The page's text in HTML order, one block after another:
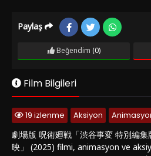
Paylaş
Beğendim (0)
Film Bilgileri
19 izlenme Aksiyon
劇場版 呪術廻戦「渋谷事変 特別編
映」 (2025) filmi, animasyon ve